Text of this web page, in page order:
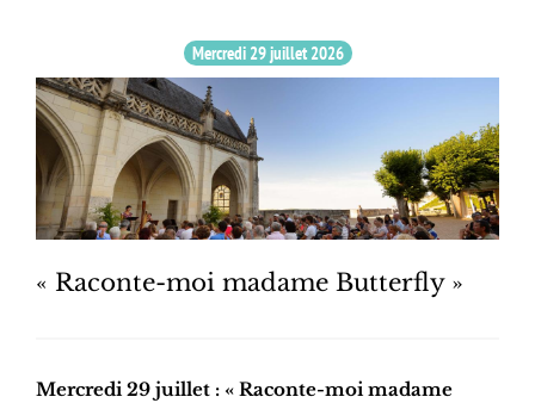
Mercredi 29 juillet 2026
« Raconte-moi madame Butterfly »
Mercredi 29 juillet : « Raconte-moi madame